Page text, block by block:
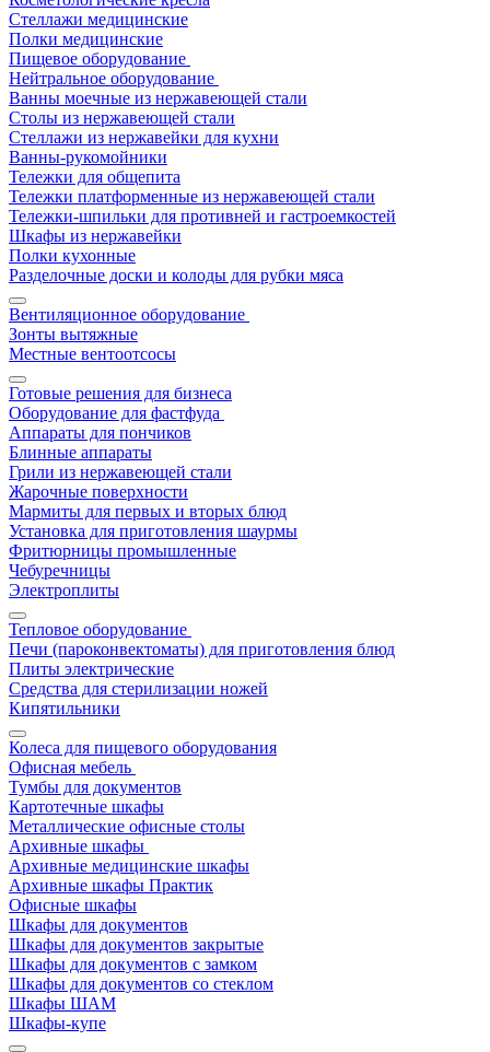
Стеллажи медицинские
Полки медицинские
Пищевое оборудование
Нейтральное оборудование
Ванны моечные из нержавеющей стали
Столы из нержавеющей стали
Стеллажи из нержавейки для кухни
Ванны-рукомойники
Тележки для общепита
Тележки платформенные из нержавеющей стали
Тележки-шпильки для противней и гастроемкостей
Шкафы из нержавейки
Полки кухонные
Разделочные доски и колоды для рубки мяса
Вентиляционное оборудование
Зонты вытяжные
Местные вентоотсосы
Готовые решения для бизнеса
Оборудование для фастфуда
Аппараты для пончиков
Блинные аппараты
Грили из нержавеющей стали
Жарочные поверхности
Мармиты для первых и вторых блюд
Установка для приготовления шаурмы
Фритюрницы промышленные
Чебуречницы
Электроплиты
Тепловое оборудование
Печи (пароконвектоматы) для приготовления блюд
Плиты электрические
Средства для стерилизации ножей
Кипятильники
Колеса для пищевого оборудования
Офисная мебель
Тумбы для документов
Картотечные шкафы
Металлические офисные столы
Архивные шкафы
Архивные медицинские шкафы
Архивные шкафы Практик
Офисные шкафы
Шкафы для документов
Шкафы для документов закрытые
Шкафы для документов с замком
Шкафы для документов со стеклом
Шкафы ШАМ
Шкафы-купе